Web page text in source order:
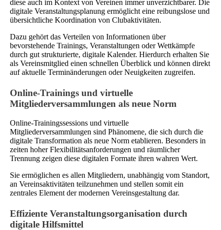
diese auch im Kontext von Vereinen immer unverzichtbarer. Die
digitale Veranstaltungsplanung ermöglicht eine reibungslose und
übersichtliche Koordination von Clubaktivitäten.
Dazu gehört das Verteilen von Informationen über
bevorstehende Trainings, Veranstaltungen oder Wettkämpfe
durch gut strukturierte, digitale Kalender. Hierdurch erhalten Sie
als Vereinsmitglied einen schnellen Überblick und können direkt
auf aktuelle Terminänderungen oder Neuigkeiten zugreifen.
Online-Trainings und virtuelle
Mitgliederversammlungen als neue Norm
Online-Trainingssessions und virtuelle
Mitgliederversammlungen sind Phänomene, die sich durch die
digitale Transformation als neue Norm etablieren. Besonders in
zeiten hoher Flexibilitätsanforderungen und räumlicher
Trennung zeigen diese digitalen Formate ihren wahren Wert.
Sie ermöglichen es allen Mitgliedern, unabhängig vom Standort,
an Vereinsaktivitäten teilzunehmen und stellen somit ein
zentrales Element der modernen Vereinsgestaltung dar.
Effiziente Veranstaltungsorganisation durch
digitale Hilfsmittel